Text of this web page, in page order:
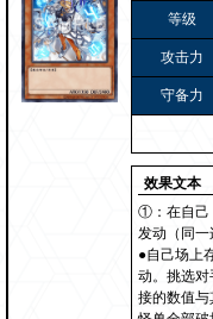
等级
攻击力
守备力
效果文本
①：在自己
发动（同一
●自己场上
动。挑选
接的数值